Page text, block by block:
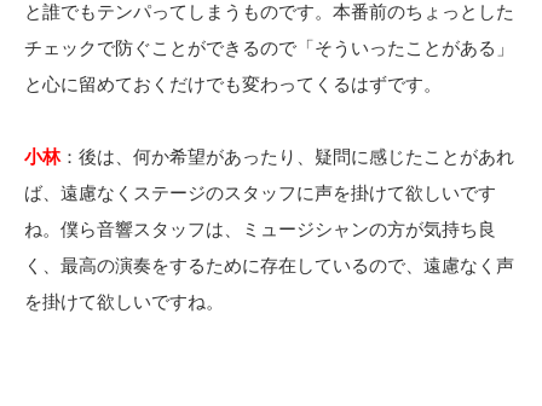
と誰でもテンパってしまうものです。本番前のちょっとした
チェックで防ぐことができるので「そういったことがある」
と心に留めておくだけでも変わってくるはずです。
小林：後は、何か希望があったり、疑問に感じたことがあれ
ば、遠慮なくステージのスタッフに声を掛けて欲しいです
ね。僕ら音響スタッフは、ミュージシャンの方が気持ち良
く、最高の演奏をするために存在しているので、遠慮なく声
を掛けて欲しいですね。